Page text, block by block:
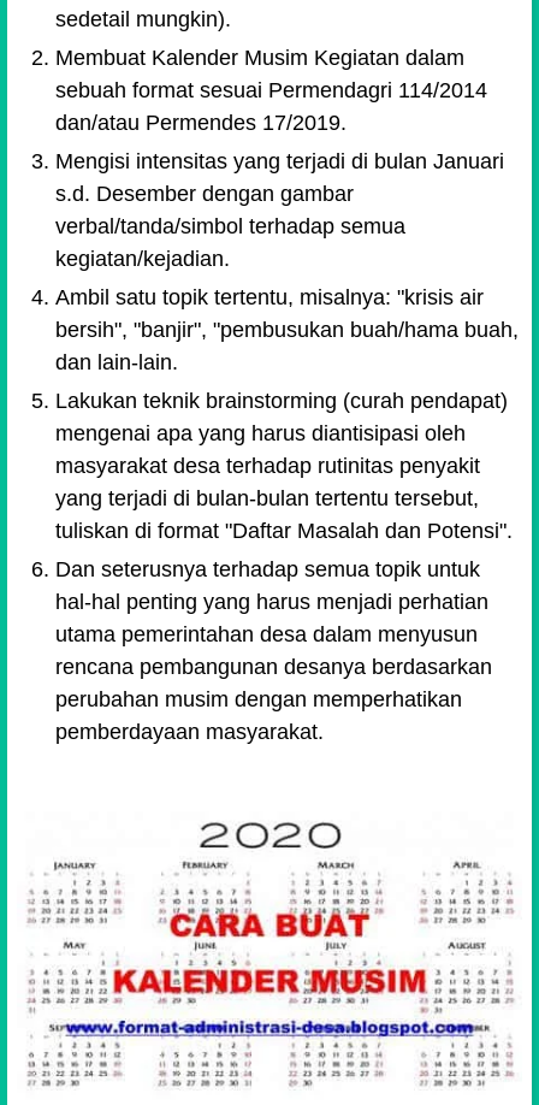
sedetail mungkin).
Membuat Kalender Musim Kegiatan dalam
sebuah format sesuai Permendagri 114/2014
dan/atau Permendes 17/2019.
Mengisi intensitas yang terjadi di bulan Januari
s.d. Desember dengan gambar
verbal/tanda/simbol terhadap semua
kegiatan/kejadian.
Ambil satu topik tertentu, misalnya:"krisis air
bersih", "banjir", "pembusukan buah/hama buah,
dan lain-lain.
Lakukan teknik brainstorming (curah pendapat)
mengenai apa yang harus diantisipasi oleh
masyarakat desa terhadap rutinitas penyakit
yang terjadi di bulan-bulan tertentu tersebut,
tuliskan di format "Daftar Masalah dan Potensi".
Dan seterusnya terhadap semua topik untuk
hal-hal penting yang harus menjadi perhatian
utama pemerintahan desa dalam menyusun
rencana pembangunan desanya berdasarkan
perubahan musim dengan memperhatikan
pemberdayaan masyarakat.